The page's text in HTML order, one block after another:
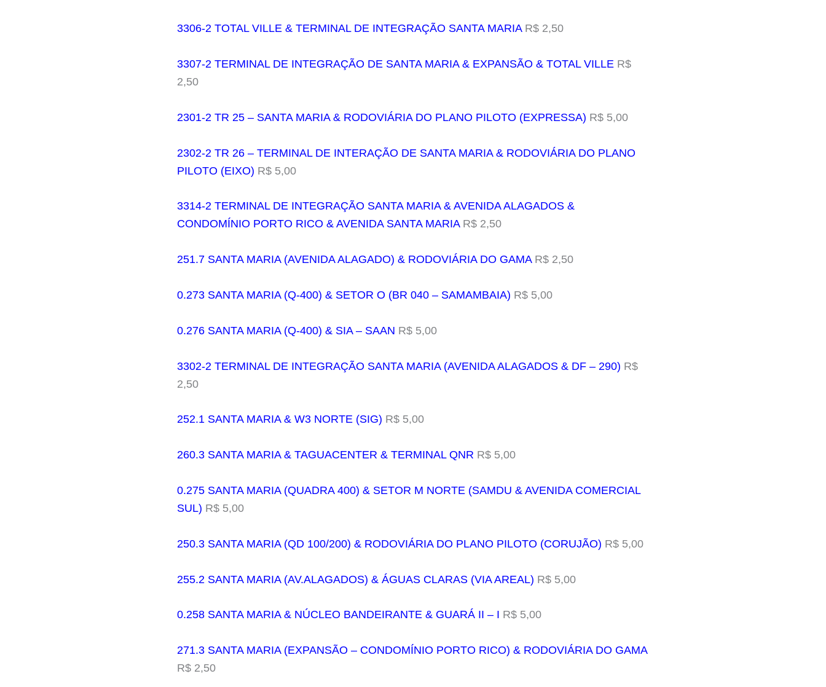
3306-2 TOTAL VILLE & TERMINAL DE INTEGRAÇÃO SANTA MARIAR$ 2,50
3307-2 TERMINAL DE INTEGRAÇÃO DE SANTA MARIA & EXPANSÃO & TOTAL VILLE R$
2,50
2301-2 TR 25 – SANTA MARIA & RODOVIÁRIA DO PLANO PILOTO (EXPRESSA) R$ 5,00
2302-2 TR 26 – TERMINAL DE INTERAÇÃO DE SANTA MARIA & RODOVIÁRIA DO PLANO
PILOTO (EIXO) R$ 5,00
3314-2 TERMINAL DE INTEGRAÇÃO SANTA MARIA & AVENIDA ALAGADOS &
CONDOMÍNIO PORTO RICO & AVENIDA SANTA MARIAR$ 2,50
251.7 SANTA MARIA (AVENIDA ALAGADO) & RODOVIÁRIA DO GAMAR$ 2,50
0.273 SANTA MARIA (Q-400) & SETOR O (BR 040 – SAMAMBAIA) R$ 5,00
0.276 SANTA MARIA (Q-400) & SIA – SAAN R$ 5,00
3302-2 TERMINAL DE INTEGRAÇÃO SANTA MARIA (AVENIDA ALAGADOS & DF – 290) R$
2,50
252.1 SANTA MARIA & W3 NORTE (SIG) R$ 5,00
260.3 SANTA MARIA & TAGUACENTER & TERMINAL QNR R$ 5,00
0.275 SANTA MARIA (QUADRA 400) & SETOR M NORTE (SAMDU & AVENIDA COMERCIAL
SUL) R$ 5,00
250.3 SANTA MARIA (QD 100/200) & RODOVIÁRIA DO PLANO PILOTO (CORUJÃO) R$ 5,00
255.2 SANTA MARIA (AV.ALAGADOS) & ÁGUAS CLARAS (VIA AREAL) R$ 5,00
0.258 SANTA MARIA & NÚCLEO BANDEIRANTE & GUARÁ II – I R$ 5,00
271.3 SANTA MARIA (EXPANSÃO – CONDOMÍNIO PORTO RICO) & RODOVIÁRIA DO GAMA
R$ 2,50